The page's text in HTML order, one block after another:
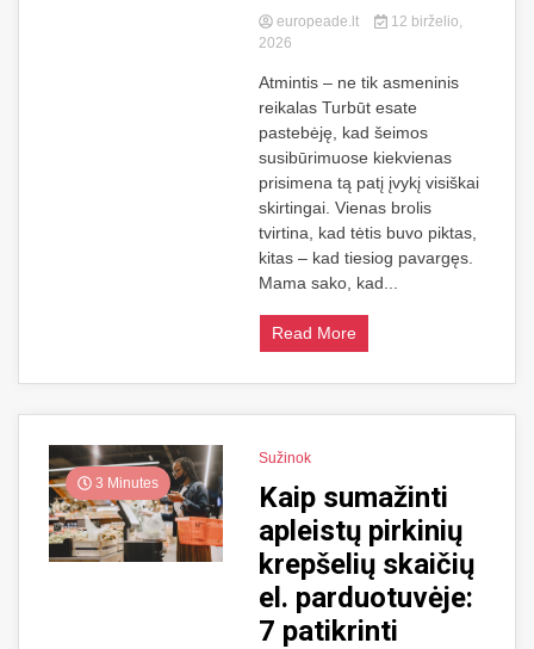
europeade.lt
12 birželio,
2026
Atmintis – ne tik asmeninis
reikalas Turbūt esate
pastebėję, kad šeimos
susibūrimuose kiekvienas
prisimena tą patį įvykį visiškai
skirtingai. Vienas brolis
tvirtina, kad tėtis buvo piktas,
kitas – kad tiesiog pavargęs.
Mama sako, kad...
Read More
3 Minutes
Sužinok
Kaip sumažinti
apleistų pirkinių
krepšelių skaičių
el. parduotuvėje:
7 patikrinti